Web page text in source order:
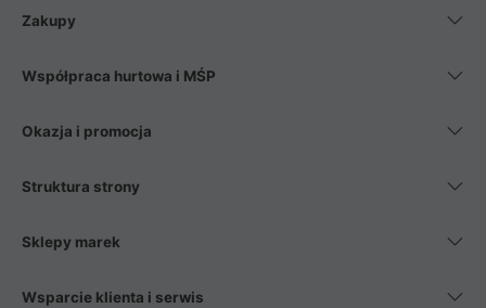
wentylatory. Na koniec mając już to wszystko, możesz
Zakupy
Współpraca hurtowa i MŚP
Okazja i promocja
Struktura strony
Sklepy marek
Wsparcie klienta i serwis